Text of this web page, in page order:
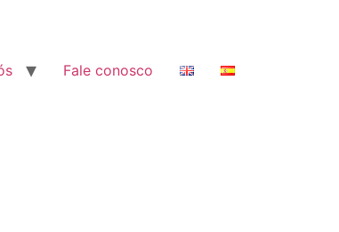
Fale conosco